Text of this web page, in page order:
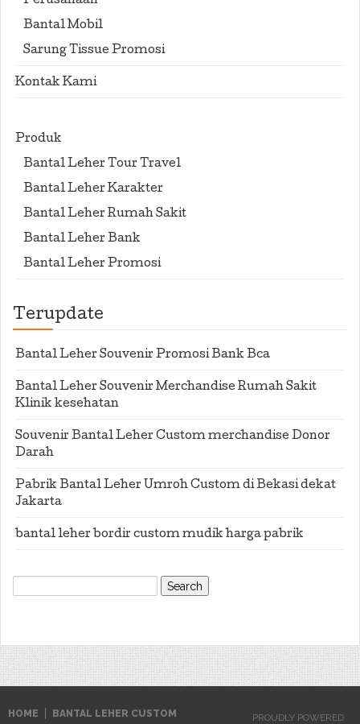
Bantal Mobil
Sarung Tissue Promosi
Kontak Kami
Produk
Bantal Leher Tour Travel
Bantal Leher Karakter
Bantal Leher Rumah Sakit
Bantal Leher Bank
Bantal Leher Promosi
Terupdate
Bantal Leher Souvenir Promosi Bank Bca
Bantal Leher Souvenir Merchandise Rumah Sakit
Klinik kesehatan
Souvenir Bantal Leher Custom merchandise Donor
Darah
Pabrik Bantal Leher Umroh Custom di Bekasi dekat
Jakarta
bantal leher bordir custom mudik harga pabrik
Search
for:
HOME BANTAL LEHER CUSTOM PROUDLY POWERED